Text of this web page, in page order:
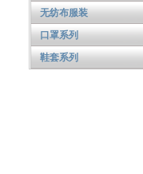
无纺布服装
口罩系列
鞋套系列